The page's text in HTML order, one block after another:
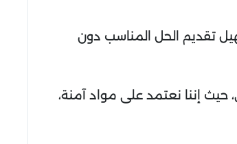
تقديم الحل المناسب دون
حيث إننا نعتمد على مواد آمنة،